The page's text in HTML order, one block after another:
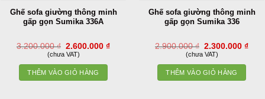
Ghế sofa giường thông minh
gấp gọn Sumika 336A
3.200.000₫ Giá
gốc
3.200.000 ₫.
2.600.000₫Giá
(chưa VAT)
THÊM VÀO GIỎ HÀNG
Ghế sofa giường thông minh
gấp gọn Sumika 336
2.900.000₫ Giá
gốc
2.900.000 ₫.
2.300.000₫Giá
(chưa VAT)
THÊM VÀO GIỎ HÀNG